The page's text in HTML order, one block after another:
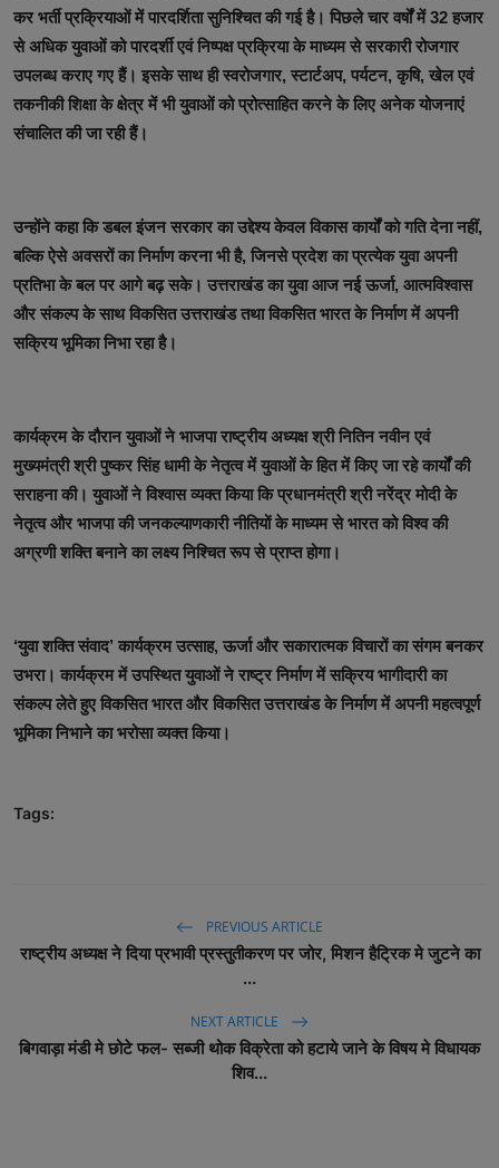
कर भर्ती प्रक्रियाओं में पारदर्शिता सुनिश्चित की गई है। पिछले चार वर्षों में 32 हजार
से अधिक युवाओं को पारदर्शी एवं निष्पक्ष प्रक्रिया के माध्यम से सरकारी रोजगार
उपलब्ध कराए गए हैं। इसके साथ ही स्वरोजगार, स्टार्टअप, पर्यटन, कृषि, खेल एवं
तकनीकी शिक्षा के क्षेत्र में भी युवाओं को प्रोत्साहित करने के लिए अनेक योजनाएं
संचालित की जा रही हैं।
उन्होंने कहा कि डबल इंजन सरकार का उद्देश्य केवल विकास कार्यों को गति देना नहीं,
बल्कि ऐसे अवसरों का निर्माण करना भी है, जिनसे प्रदेश का प्रत्येक युवा अपनी
प्रतिभा के बल पर आगे बढ़ सके। उत्तराखंड का युवा आज नई ऊर्जा, आत्मविश्वास
और संकल्प के साथ विकसित उत्तराखंड तथा विकसित भारत के निर्माण में अपनी
सक्रिय भूमिका निभा रहा है।
कार्यक्रम के दौरान युवाओं ने भाजपा राष्ट्रीय अध्यक्ष श्री नितिन नवीन एवं
मुख्यमंत्री श्री पुष्कर सिंह धामी के नेतृत्व में युवाओं के हित में किए जा रहे कार्यों की
सराहना की। युवाओं ने विश्वास व्यक्त किया कि प्रधानमंत्री श्री नरेंद्र मोदी के
नेतृत्व और भाजपा की जनकल्याणकारी नीतियों के माध्यम से भारत को विश्व की
अग्रणी शक्ति बनाने का लक्ष्य निश्चित रूप से प्राप्त होगा।
‘युवा शक्ति संवाद’ कार्यक्रम उत्साह, ऊर्जा और सकारात्मक विचारों का संगम बनकर
उभरा। कार्यक्रम में उपस्थित युवाओं ने राष्ट्र निर्माण में सक्रिय भागीदारी का
संकल्प लेते हुए विकसित भारत और विकसित उत्तराखंड के निर्माण में अपनी महत्वपूर्ण
भूमिका निभाने का भरोसा व्यक्त किया।
Tags:
PREVIOUS ARTICLE
राष्ट्रीय अध्यक्ष ने दिया प्रभावी प्रस्तुतीकरण पर जोर, मिशन हैट्रिक मे जुटने का
...
NEXT ARTICLE
बिगवाड़ा मंडी मे छोटे फल- सब्जी थोक विक्रेता को हटाये जाने के विषय मे विधायक
शिव...